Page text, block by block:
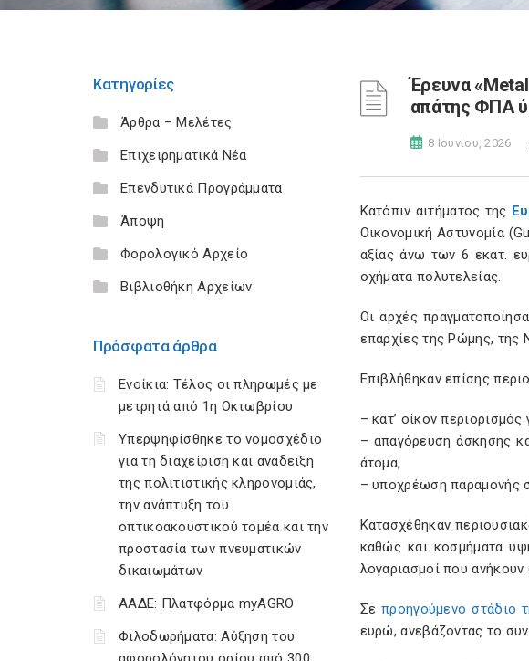
Κατηγορίες
Άρθρα – Μελέτες
Επιχειρηματικά Νέα
Επενδυτικά Προγράμματα
Άποψη
Φορολογικό Αρχείο
Βιβλιοθήκη Αρχείων
Πρόσφατα άρθρα
Ενοίκια: Τέλος οι πληρωμές με
μετρητά από 1η Οκτωβρίου
Υπερψηφίσθηκε το νομοσχέδιο
για τη διαχείριση και ανάδειξη
της πολιτιστικής κληρονομιάς,
την ανάπτυξη του
οπτικοακουστικού τομέα και την
προστασία των πνευματικών
δικαιωμάτων
ΑΑΔΕ: Πλατφόρμα myAGRO
Φιλοδωρήματα: Αύξηση του
Έρευνα
απάτης ΦΠΑ
8 Ιουνίου, 2026
Κατόπιν αιτήματος της
Οικονομική Αστυνομία
αξίας άνω των 6 εκατ.
οχήματα πολυτελείας.
Οι αρχές
επαρχίες της Ρώμης, της
Επιβλήθηκαν επίσης
– κατ’ οίκον περιορισμός
– απαγόρευση άσκησης
άτομα,
– υποχρέωση παραμονής
Κατασχέθηκαν
καθώς και κοσμήματα
λογαριασμοί που
Σεπροηγούμενο στάδιο
ευρώ, ανεβάζοντας το